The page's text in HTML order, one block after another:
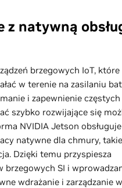
z natywną
brzegowych IoT, które
w terenie na zasilaniu
i zapewnienie częstych
szybko rozwijające się
NVIDIA Jetson obsługuje
natywne dla chmury,
Dzięki temu przyspiesza
SI i
wdrażanie i zarządzanie w